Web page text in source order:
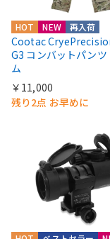
HOT NEW 再入荷
Cootac
G3 コンバットパンツ
ム
￥11,000
残り2点 お早めに